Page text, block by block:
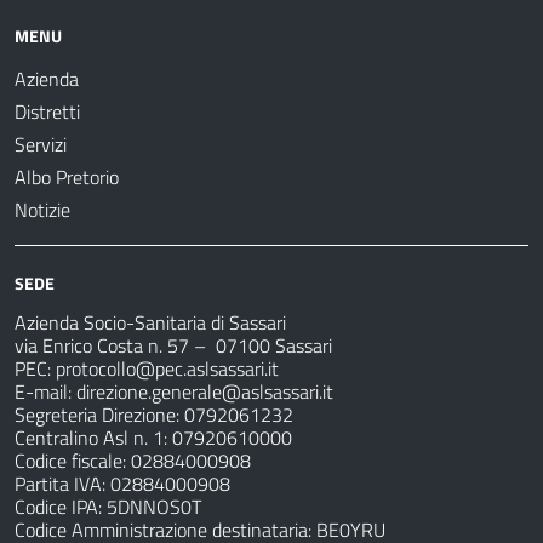
MENU
Azienda
Distretti
Servizi
Albo Pretorio
Notizie
SEDE
Azienda Socio-Sanitaria di Sassari
via Enrico Costa n. 57 – 07100 Sassari
PEC: protocollo@pec.aslsassari.it
E-mail:direzione.generale@aslsassari.it
Segreteria Direzione: 0792061232
Centralino Asl n. 1: 07920610000
Codice fiscale: 02884000908
Partita IVA: 02884000908
Codice IPA: 5DNNOS0T
Codice Amministrazione destinataria: BE0YRU